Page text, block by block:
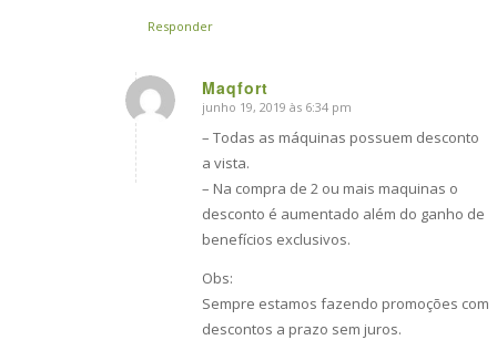
Responder
Maqfort
says:
junho 19, 2019 às 6:34 pm
– Todas as máquinas possuem desconto
a vista.
– Na compra de 2 ou mais maquinas o
desconto é aumentado além do ganho de
benefícios exclusivos.
Obs:
Sempre estamos fazendo promoções com
descontos a prazo sem juros.